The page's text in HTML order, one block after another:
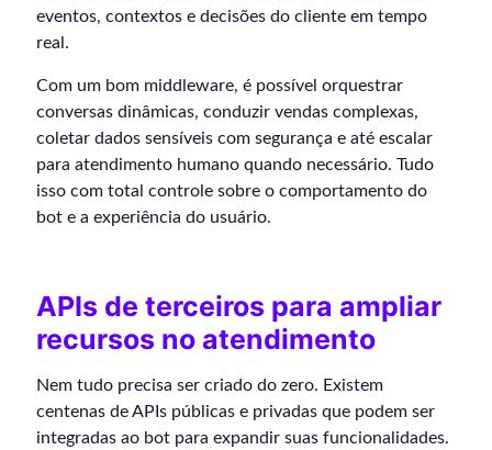
eventos, contextos e decisões do cliente em tempo
real.
Com um bom middleware, é possível orquestrar
conversas dinâmicas, conduzir vendas complexas,
coletar dados sensíveis com segurança e até escalar
para atendimento humano quando necessário. Tudo
isso com total controle sobre o comportamento do
bot e a experiência do usuário.
APIs de terceiros para ampliar
recursos no atendimento
Nem tudo precisa ser criado do zero. Existem
centenas de APIs públicas e privadas que podem ser
integradas ao bot para expandir suas funcionalidades.